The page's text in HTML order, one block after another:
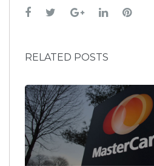
Facebook
TwitterGoogle+
LinkedIn
RELATED POSTS